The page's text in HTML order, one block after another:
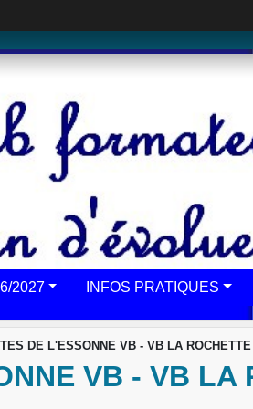
2027 INFOS PRATIQUES
DE L'ESSONNE VB - VB LA ROCHETTE
VB - VB LA